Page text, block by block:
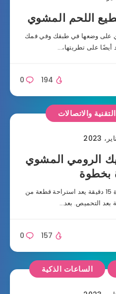
اللحم المشوي
على وضعها في طبقك وفي فمك
على تطريتها،…
0 194
التقنية والاتصالات
الرومي المشوي
بخطوة
دع الديك الرومي يستريح لمدة 15 دقيقة يعد استراحة قطعة من
بعد التحميص. بعد…
0 157
الساعات الذكية